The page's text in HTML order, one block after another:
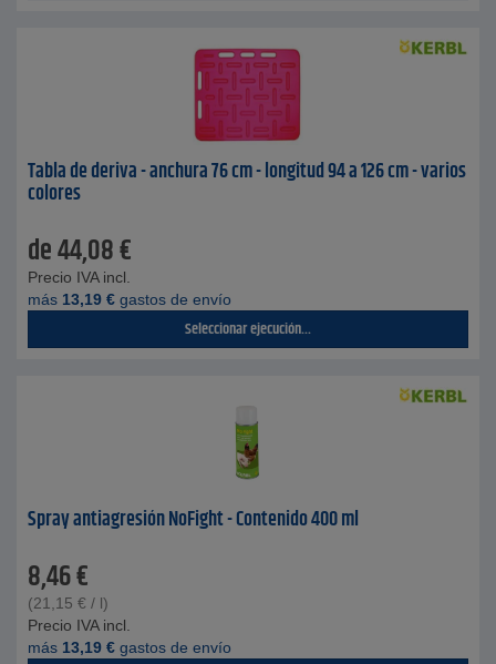
Tabla de deriva - anchura 76 cm - longitud 94 a 126 cm - varios
colores
de44,08€
Precio IVA incl.
más 13,19 € gastos de envío
Seleccionar ejecución...
Spray antiagresión NoFight - Contenido 400 ml
8,46€
(21,15 € / l)
Precio IVA incl.
más 13,19 € gastos de envío